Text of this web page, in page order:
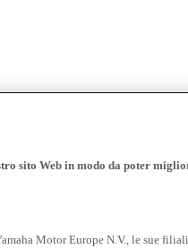
sito Web in modo da poter
Motor Europe N.V., le sue